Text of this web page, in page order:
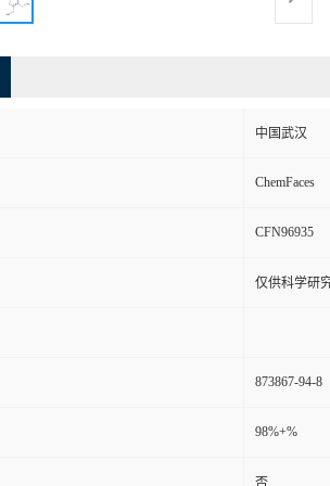
中国武汉
ChemFaces
CFN96935
仅供科学研
873867-94-8
98%+%
否